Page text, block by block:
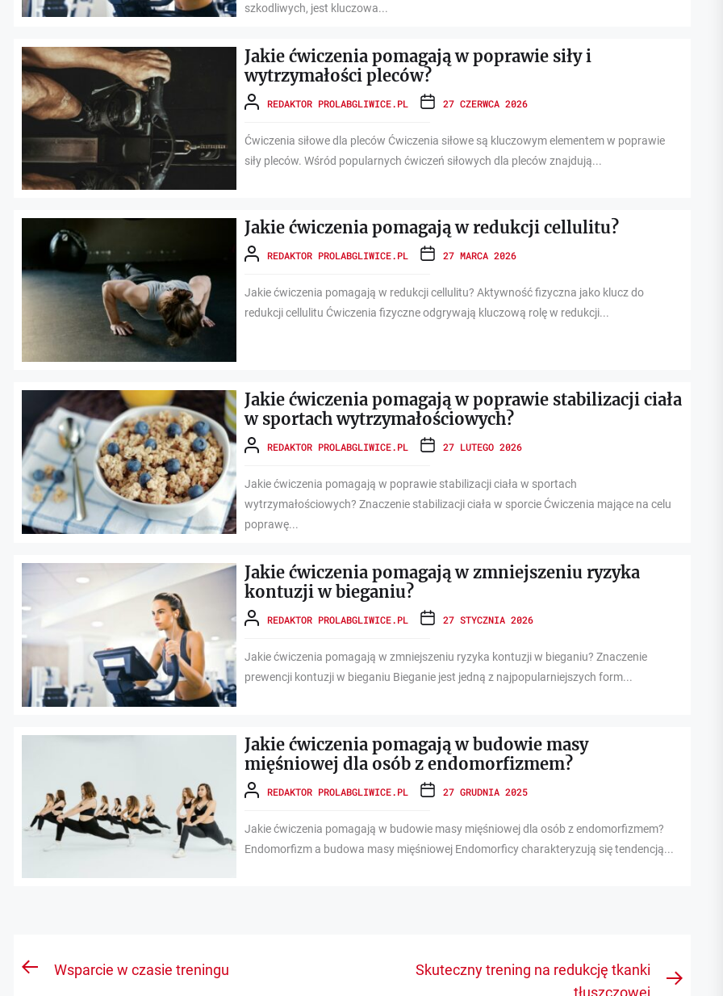
szkodliwych, jest kluczowa...
Jakie ćwiczenia pomagają w poprawie siły i
wytrzymałości pleców?
REDAKTOR PROLABGLIWICE.PL 27 CZERWCA 2026
Ćwiczenia siłowe dla pleców Ćwiczenia siłowe są kluczowym elementem w poprawie
siły pleców. Wśród popularnych ćwiczeń siłowych dla pleców znajdują...
Jakie ćwiczenia pomagają w redukcji cellulitu?
REDAKTOR PROLABGLIWICE.PL 27 MARCA 2026
Jakie ćwiczenia pomagają w redukcji cellulitu? Aktywność fizyczna jako klucz do
redukcji cellulitu Ćwiczenia fizyczne odgrywają kluczową rolę w redukcji...
Jakie ćwiczenia pomagają w poprawie stabilizacji ciała
w sportach wytrzymałościowych?
REDAKTOR PROLABGLIWICE.PL 27 LUTEGO 2026
Jakie ćwiczenia pomagają w poprawie stabilizacji ciała w sportach
wytrzymałościowych? Znaczenie stabilizacji ciała w sporcie Ćwiczenia mające na celu
poprawę...
Jakie ćwiczenia pomagają w zmniejszeniu ryzyka
kontuzji w bieganiu?
REDAKTOR PROLABGLIWICE.PL 27 STYCZNIA 2026
Jakie ćwiczenia pomagają w zmniejszeniu ryzyka kontuzji w bieganiu? Znaczenie
prewencji kontuzji w bieganiu Bieganie jest jedną z najpopularniejszych form...
Jakie ćwiczenia pomagają w budowie masy
mięśniowej dla osób z endomorfizmem?
REDAKTOR PROLABGLIWICE.PL 27 GRUDNIA 2025
Jakie ćwiczenia pomagają w budowie masy mięśniowej dla osób z endomorfizmem?
Endomorfizm a budowa masy mięśniowej Endomorficy charakteryzują się tendencją...
Nawigacja
Previous
Wsparcie w czasie treningu
Skuteczny trening na redukcję tkanki
tłuszczowej